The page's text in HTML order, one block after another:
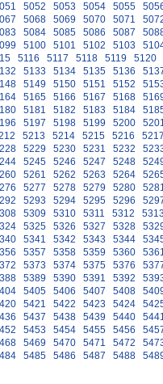
5052 5053 5054 5055
5068 5069 5070 5071
5084 5085 5086 5087
5100 5101 5102 5103
5116 5117 5118 5119
5120
5133 5134 5135 5136
5149 5150 5151 5152
5165 5166 5167 5168
5181 5182 5183 5184
5197 5198 5199 5200
5213 5214 5215 5216
5229 5230 5231 5232
5245 5246 5247 5248
5261 5262 5263 5264
5277 5278 5279 5280
5293 5294 5295 5296
5309 5310 5311 5312
5325 5326 5327 5328
5341 5342 5343 5344
5357 5358 5359 5360
5373 5374 5375 5376
5389 5390 5391 5392
5405 5406 5407 5408
5421 5422 5423 5424
5437 5438 5439 5440
5453 5454 5455 5456
5469 5470 5471 5472
5485 5486 5487 5488